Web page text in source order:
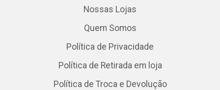
Nossas Lojas
Quem Somos
Política de Privacidade
Política de Retirada em loja
Política de Troca e Devolução